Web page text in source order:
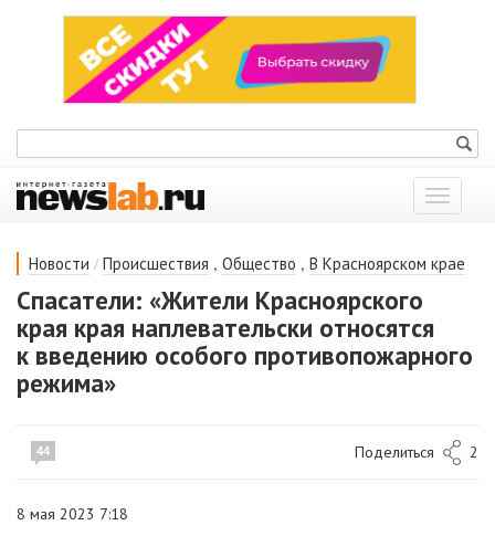
Показать
меню
Новости / Происшествия , Общество , В Красноярском крае
Спасатели: «Жители Красноярского
края края наплевательски относятся
к введению особого противопожарного
режима»
44 Поделиться 2
8 мая 2023 7:18